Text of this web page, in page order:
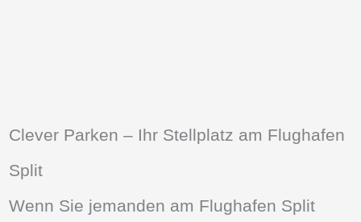
Clever Parken – Ihr Stellplatz am Flughafen
Split
Wenn Sie jemanden am Flughafen Split